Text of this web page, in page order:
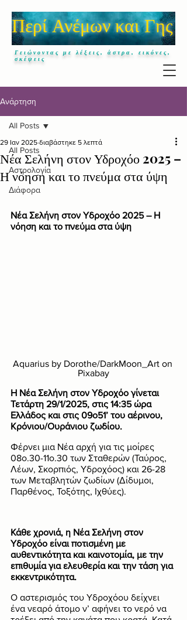
Γειώνοντας με λέξεις, άστρα, εικόνες,
σκέψεις
Περί Ανέμων και Γης
Ανάρτηση
All Posts
Αστρολογία
Διάφορα
All Posts
Νέα Σελήνη στον Υδροχόο 2025 –
Η νόηση και το πνεύμα στα ύψη
29 Ιαν 2025 διαβάστηκε 5 λεπτά
Νέα Σελήνη στον Υδροχόο 2025 – Η
νόηση και το πνεύμα στα ύψη
Aquarius by Dorothe/DarkMoon_Art on
Pixabay
Η Νέα Σελήνη στον Υδροχόο γίνεται
Τετάρτη 29/1/2025, στις 14:35 ώρα
Ελλάδος και στις 09ο51’ του αέρινου,
Κρόνιου/Ουράνιου ζωδίου.
Φέρνει μια Νέα αρχή για τις μοίρες
08ο.30-11ο.30 των Σταθερών (Ταύρος,
Λέων, Σκορπιός, Υδροχόος) και 26-28
των Μεταβλητών ζωδίων (Δίδυμοι,
Παρθένος, Τοξότης, Ιχθύες).
Κάθε χρονιά, η Νέα Σελήνη στον
Υδροχόο είναι ποτισμένη με
αυθεντικότητα και καινοτομία, με την
επιθυμία για ελευθερία και την τάση για
εκκεντρικότητα.
Ο αστερισμός του Υδροχόου δείχνει
ένα νεαρό άτομο ν’ αφήνει το νερό να